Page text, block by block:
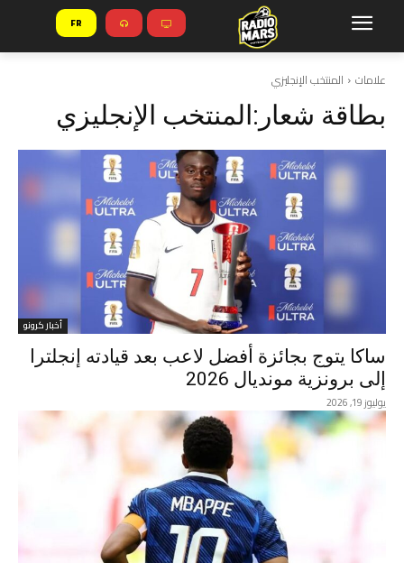
FR
علامات المنتخب الإنجليزي
بطاقة شعار:المنتخب الإنجليزي
أخبار كرونو
ساكا يتوج بجائزة أفضل لاعب بعد قيادته إنجلترا
إلى برونزية مونديال 2026
يوليوز 19, 2026